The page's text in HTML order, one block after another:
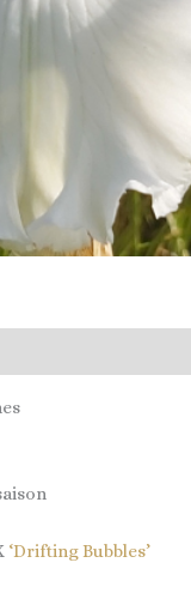
‘Drifting Bubbles’